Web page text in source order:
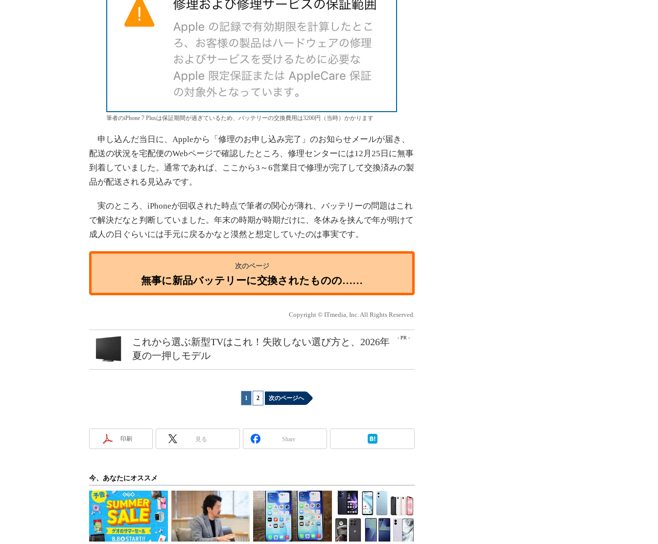
筆者のiPhone 7 Plusは保証期間が過ぎているため、バッテリーの交換費用は3200円（当時）かかります
申し込んだ当日に、Appleから「修理のお申し込み完了」のお知らせメールが届き、
配送の状況を宅配便のWebページで確認したところ、修理センターには12月25日に無事
到着していました。通常であれば、ここから3～6営業日で修理が完了して交換済みの製
品が配送される見込みです。
実のところ、iPhoneが回収された時点で筆者の関心が薄れ、バッテリーの問題はこれ
で解決だなと判断していました。年末の時期が時期だけに、冬休みを挟んで年が明けて
成人の日ぐらいには手元に戻るかなと漠然と想定していたのは事実です。
無事に新品バッテリーに交換されたものの……
Copyright © ITmedia, Inc. All Rights Reserved.
- PR -
これから選ぶ新型TVはこれ！失敗しない選び方と、2026年
夏の一押しモデル
1 2 次のページへ
印刷 見る Share
今、あなたにオススメ